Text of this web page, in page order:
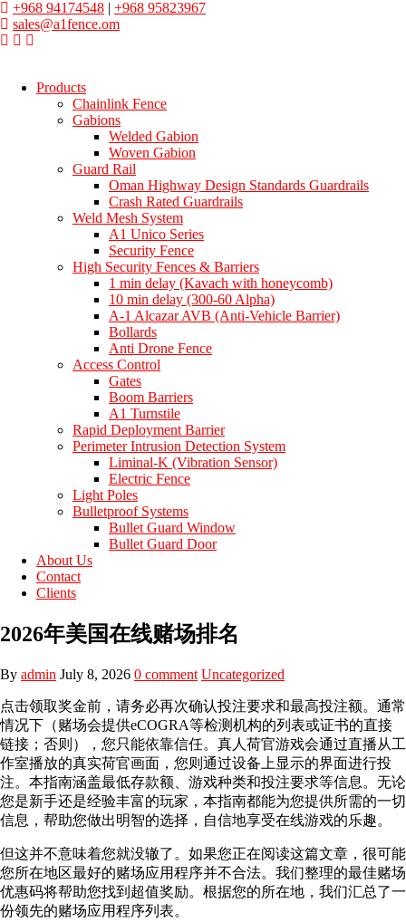
+968 94174548 | +968 95823967
sales@a1fence.om
Products
Chainlink Fence
Gabions
Welded Gabion
Woven Gabion
Guard Rail
Oman Highway Design Standards Guardrails
Crash Rated Guardrails
Weld Mesh System
A1 Unico Series
Security Fence
High Security Fences & Barriers
1 min delay (Kavach with honeycomb)
10 min delay (300-60 Alpha)
A-1 Alcazar AVB (Anti-Vehicle Barrier)
Bollards
Anti Drone Fence
Access Control
Gates
Boom Barriers
A1 Turnstile
Rapid Deployment Barrier
Perimeter Intrusion Detection System
Liminal-K (Vibration Sensor)
Electric Fence
Light Poles
Bulletproof Systems
Bullet Guard Window
Bullet Guard Door
About Us
Contact
Clients
2026年美国在线赌场排名
By admin July 8, 2026 0 comment Uncategorized
点击领取奖金前，请务必再次确认投注要求和最高投注额。通常
情况下（赌场会提供eCOGRA等检测机构的列表或证书的直接
链接；否则），您只能依靠信任。真人荷官游戏会通过直播从工
作室播放的真实荷官画面，您则通过设备上显示的界面进行投
注。本指南涵盖最低存款额、游戏种类和投注要求等信息。无论
您是新手还是经验丰富的玩家，本指南都能为您提供所需的一切
信息，帮助您做出明智的选择，自信地享受在线游戏的乐趣。
但这并不意味着您就没辙了。如果您正在阅读这篇文章，很可能
您所在地区最好的赌场应用程序并不合法。我们整理的最佳赌场
优惠码将帮助您找到超值奖励。根据您的所在地，我们汇总了一
份领先的赌场应用程序列表。